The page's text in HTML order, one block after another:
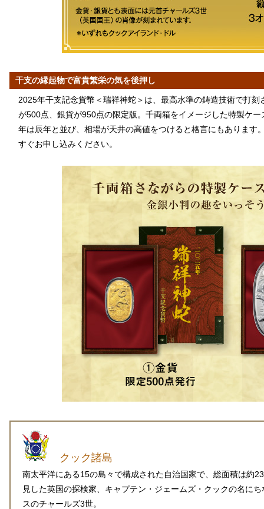
干支の縁起物で富貴繁栄の気を後押し
2025年干支記念貨幣＜瑞祥神蛇＞は、最高水準の鋳造技術で打
が500点、銀貨が950点の限定版。千両箱をイメージした特製ケ
年は辰年と並び、相場が天井の高値をつけると格言にもあります
すぐお申し込みください。
クック諸島
南太平洋にある15の島々で構成された自治国家で、総面積は約
見した英国の探検家、キャプテン・ジェームズ・クックの名に
スのチャールズ3世。